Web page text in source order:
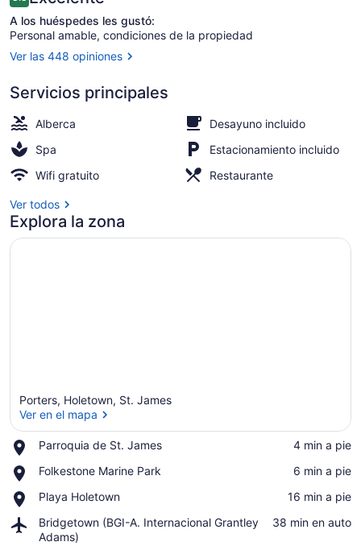
Collection
Resort,
Barbados
A los huéspedes les gustó:
Personal amable, condiciones de la propiedad
Ver las 448 opiniones
Servicios principales
Alberca
Desayuno incluido
Spa
Estacionamiento incluido
Wifi gratuito
Restaurante
Ver todos
Explora la zona
Porters, Holetown, St. James
Ver en el mapa
Parroquia de St. James
Place,
de
James
‪4 min a pie‬
Folkestone Marine Park
Place,
Marine
‪6 min a pie‬
Playa Holetown
Place,
Holetown
‪16 min a pie‬
Bridgetown (BGI-A. Internacional Grantley
Adams)
Airport,
Bridgetown
‪38 min en auto‬